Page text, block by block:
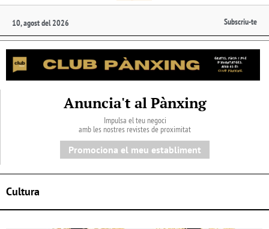
10, agost del 2026 Subscriu-te
Anuncia't al Pànxing
Impulsa el teu negoci
amb les nostres revistes de proximitat
Promociona el meu establiment
Cultura